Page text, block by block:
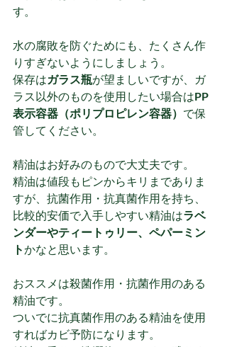
す。
水の腐敗を防ぐためにも、たくさん作
りすぎないようにしましょう。
保存はガラス瓶が望ましいですが、ガ
ラス以外のものを使用したい場合はPP
表示容器（ポリプロピレン容器） で保
管してください。
精油はお好みのもので大丈夫です。
精油は値段もピンからキリまでありま
すが、抗菌作用・抗真菌作用を持ち、
比較的安価で入手しやすい精油はラベ
ンダーやティートゥリー、ペパーミン
トかなと思います。
おススメは殺菌作用・抗菌作用のある
精油です。
ついでに抗真菌作用のある精油を使用
すればカビ予防になります。